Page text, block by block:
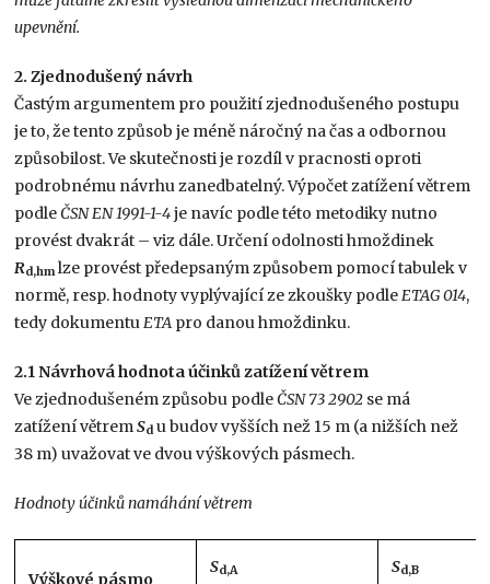
upevnění.
2. Zjednodušený návrh
Častým argumentem pro použití zjednodušeného postupu
je to, že tento způsob je méně náročný na čas a odbornou
způsobilost. Ve skutečnosti je rozdíl v pracnosti oproti
podrobnému návrhu zanedbatelný. Výpočet zatížení větrem
podleČSN EN 1991-1-4je navíc podle této metodiky nutno
provést dvakrát – viz dále. Určení odolnosti hmoždinek
Rd,hmlze provést předepsaným způsobem pomocí tabulek v
normě, resp. hodnoty vyplývající ze zkoušky podle ETAG 014,
tedy dokumentu ETA pro danou hmoždinku.
2.1 Návrhová hodnota účinků zatížení větrem
Ve zjednodušeném způsobu podleČSN 73 2902 se má
zatížení větremSd u budov vyšších než 15 m (a nižších než
38 m) uvažovat ve dvou výškových pásmech.
Hodnoty účinků namáhání větrem
Výškové pásmo
Sd,A Sd,B